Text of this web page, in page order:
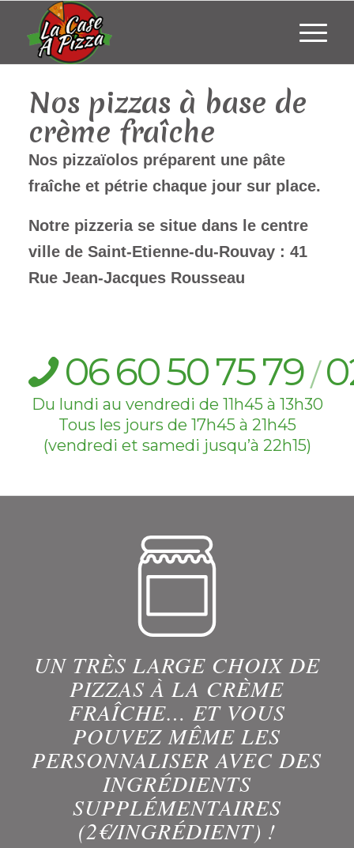
Nos pizzas à base de
crème fraîche
Nos pizzaïolos préparent une pâte
fraîche et pétrie chaque jour sur place.
Notre pizzeria se situe dans le centre
ville de Saint-Etienne-du-Rouvay : 41
Rue Jean-Jacques Rousseau
0660507579/
Du lundi au vendredi de 11h45 à 13h30
Tous les jours de 17h45 à 21h45
(vendredi et samedi jusqu’à 22h15)
UN TRÈS LARGE CHOIX DE
PIZZAS À LA CRÈME
FRAÎCHE… ET VOUS
POUVEZ MÊME LES
PERSONNALISER AVEC DES
INGRÉDIENTS
SUPPLÉMENTAIRES
(2€/INGRÉDIENT) !